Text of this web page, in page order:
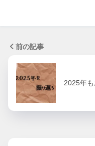
前の記事
2025年